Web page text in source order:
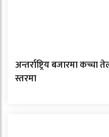
अन्तर्राष्ट्रिय बजारमा
स्तरमा